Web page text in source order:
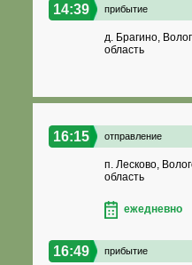
14:39 прибытие
д. Брагино,
область
16:15 отправление
п. Лесково,
область
ежедневно
16:49 прибытие